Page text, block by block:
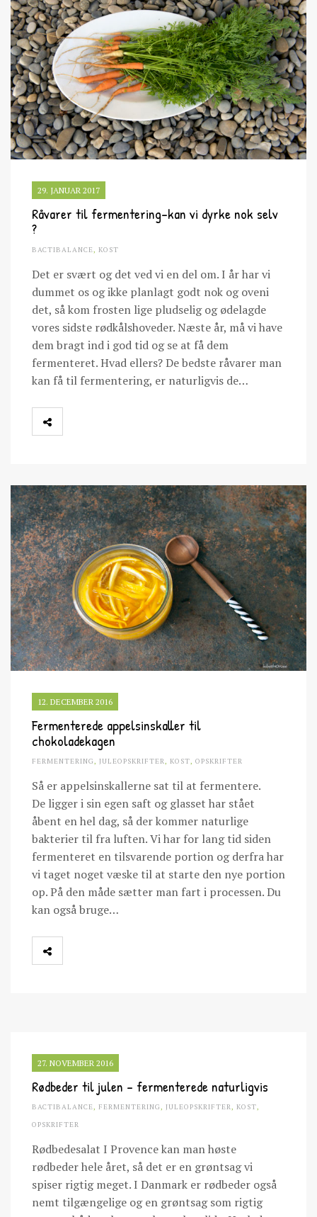
29. JANUAR 2017
Råvarer til fermentering-kan vi dyrke nok selv
?
BACTIBALANCE, KOST
Det er svært og det ved vi en del om. I år har vi
dummet os og ikke planlagt godt nok og oveni
det, så kom frosten lige pludselig og ødelagde
vores sidste rødkålshoveder. Næste år, må vi have
dem bragt ind i god tid og se at få dem
fermenteret. Hvad ellers? De bedste råvarer man
kan få til fermentering, er naturligvis de…
12. DECEMBER 2016
Fermenterede appelsinskaller til
chokoladekagen
FERMENTERING JULEOPSKRIFTER KOST OPSKRIFTER
Så er appelsinskallerne sat til at fermentere.
De ligger i sin egen saft og glasset har stået
åbent en hel dag, så der kommer naturlige
bakterier til fra luften. Vi har for lang tid siden
fermenteret en tilsvarende portion og derfra har
vi taget noget væske til at starte den nye portion
op. På den måde sætter man fart i processen. Du
kan også bruge…
27. NOVEMBER 2016
Rødbeder til julen – fermenterede naturligvis
BACTIBALANCE FERMENTERING JULEOPSKRIFTER KOST
OPSKRIFTER
Rødbedesalat I Provence kan man høste
rødbeder hele året, så det er en grøntsag vi
spiser rigtig meget. I Danmark er rødbeder også
nemt tilgængelige og en grøntsag som rigtig